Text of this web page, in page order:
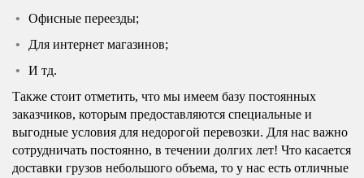
Офисные переезды;
Для интернет магазинов;
И тд.
Также стоит отметить, что мы имеем базу постоянных
заказчиков, которым предоставляются специальные и
выгодные условия для недорогой перевозки. Для нас важно
сотрудничать постоянно, в течении долгих лет! Что касается
доставки грузов небольшого объема, то у нас есть отличные